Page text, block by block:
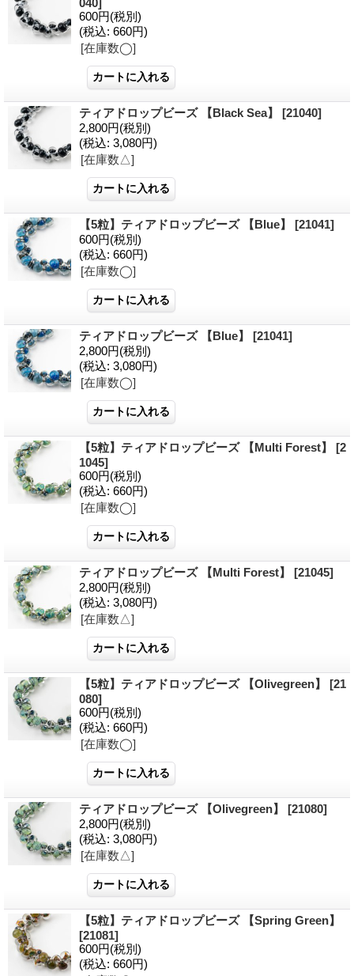
600円(税別)
(税込: 660円)
[在庫数◯]
ティアドロップビーズ 【Black Sea】 [21040]
2,800円(税別)
(税込: 3,080円)
[在庫数△]
【5粒】ティアドロップビーズ 【Blue】 [21041]
600円(税別)
(税込: 660円)
[在庫数◯]
ティアドロップビーズ 【Blue】 [21041]
2,800円(税別)
(税込: 3,080円)
[在庫数◯]
【5粒】ティアドロップビーズ 【Multi Forest】 [2
1045]
600円(税別)
(税込: 660円)
[在庫数◯]
ティアドロップビーズ 【Multi Forest】 [21045]
2,800円(税別)
(税込: 3,080円)
[在庫数△]
【5粒】ティアドロップビーズ 【Olivegreen】 [21
080]
600円(税別)
(税込: 660円)
[在庫数◯]
ティアドロップビーズ 【Olivegreen】 [21080]
2,800円(税別)
(税込: 3,080円)
[在庫数△]
【5粒】ティアドロップビーズ 【Spring Green】
[21081]
600円(税別)
(税込: 660円)